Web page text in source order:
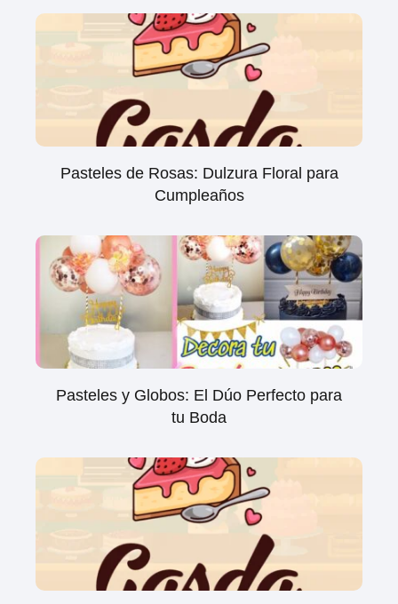
Pasteles de Rosas: Dulzura Floral para
Cumpleaños
Pasteles y Globos: El Dúo Perfecto para
tu Boda